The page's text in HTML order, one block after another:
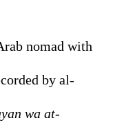
nomad with
by al-
wa at-